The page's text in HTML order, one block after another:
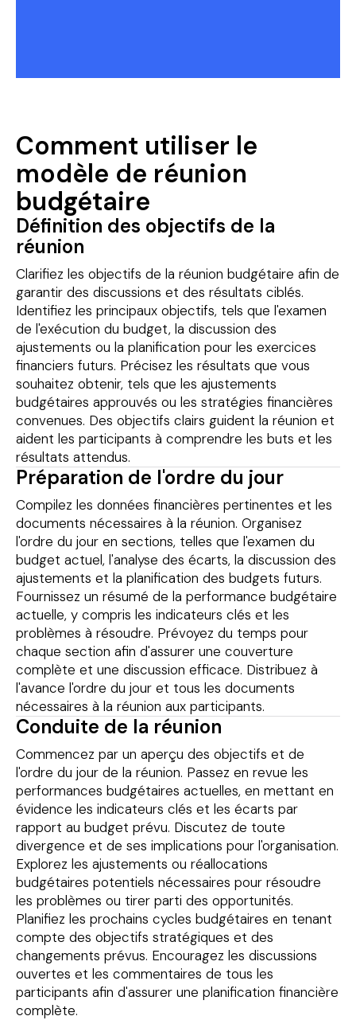
Comment utiliser le
modèle de réunion
budgétaire
Définition des objectifs de la
réunion
Clarifiez les objectifs de la réunion budgétaire afin de
garantir des discussions et des résultats ciblés.
Identifiez les principaux objectifs, tels que l'examen
de l'exécution du budget, la discussion des
ajustements ou la planification pour les exercices
financiers futurs. Précisez les résultats que vous
souhaitez obtenir, tels que les ajustements
budgétaires approuvés ou les stratégies financières
convenues. Des objectifs clairs guident la réunion et
aident les participants à comprendre les buts et les
résultats attendus.
Préparation de l'ordre du jour
Compilez les données financières pertinentes et les
documents nécessaires à la réunion. Organisez
l'ordre du jour en sections, telles que l'examen du
budget actuel, l'analyse des écarts, la discussion des
ajustements et la planification des budgets futurs.
Fournissez un résumé de la performance budgétaire
actuelle, y compris les indicateurs clés et les
problèmes à résoudre. Prévoyez du temps pour
chaque section afin d'assurer une couverture
complète et une discussion efficace. Distribuez à
l'avance l'ordre du jour et tous les documents
nécessaires à la réunion aux participants.
Conduite de la réunion
Commencez par un aperçu des objectifs et de
l'ordre du jour de la réunion. Passez en revue les
performances budgétaires actuelles, en mettant en
évidence les indicateurs clés et les écarts par
rapport au budget prévu. Discutez de toute
divergence et de ses implications pour l'organisation.
Explorez les ajustements ou réallocations
budgétaires potentiels nécessaires pour résoudre
les problèmes ou tirer parti des opportunités.
Planifiez les prochains cycles budgétaires en tenant
compte des objectifs stratégiques et des
changements prévus. Encouragez les discussions
ouvertes et les commentaires de tous les
participants afin d'assurer une planification financière
complète.